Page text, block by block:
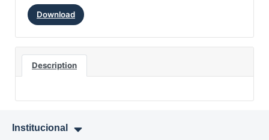
Download
Description
Institucional